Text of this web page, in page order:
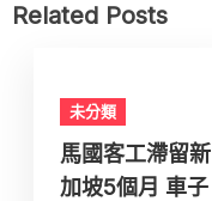
Related Posts
未分類
馬國客工滯留新
加坡5個月 車子